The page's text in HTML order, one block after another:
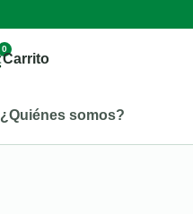
0
Carrito
¿Quiénes somos?